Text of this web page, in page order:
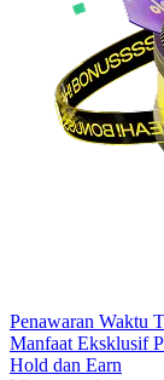
Penawaran Waktu
Manfaat Eksklusif
Hold dan Earn